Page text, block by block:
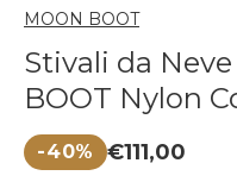
MOON BOOT
Stivali da
BOOT Nylon
-40%
Prezzo di vendita
€111,00